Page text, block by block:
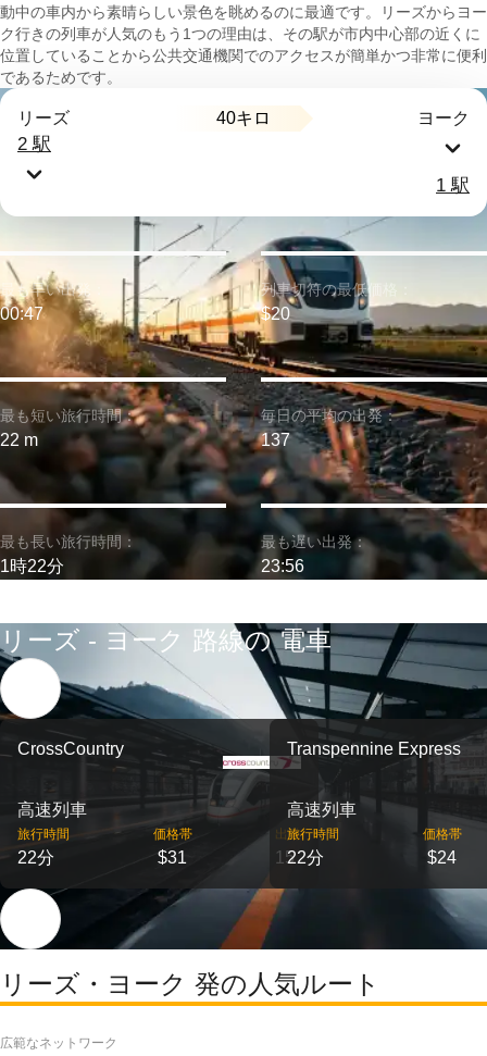
動中の車内から素晴らしい景色を眺めるのに最適です。リーズからヨー
ク行きの列車が人気のもう1つの理由は、その駅が市内中心部の近くに
位置していることから公共交通機関でのアクセスが簡単かつ非常に便利
であるためです。
リーズ 40キロ ヨーク
2 駅
1 駅
最も短い旅行時間：
22 m
最も早い出発：
00:47
最も長い旅行時間：
1時22分
列車切符の最低価格：
$20
毎日の平均の出発：
137
最も遅い出発：
23:56
リーズ - ヨーク 路線の 電車
CrossCountry
高速列車
旅行時間
22分
価格帯
$31
出発
15
Transpennine Express
高速列車
旅行時間
22分
価格帯
$24
リーズ・ヨーク 発の人気ルート
広範なネットワーク